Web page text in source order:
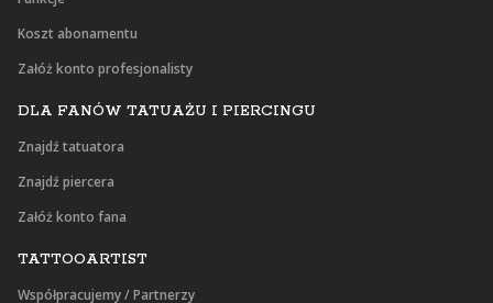
Koszt abonamentu
Załóż konto profesjonalisty
DLA FANÓW TATUAŻU I PIERCINGU
Znajdź tatuatora
Znajdź piercera
Załóż konto fana
TATTOOARTIST
Współpracujemy / Partnerzy